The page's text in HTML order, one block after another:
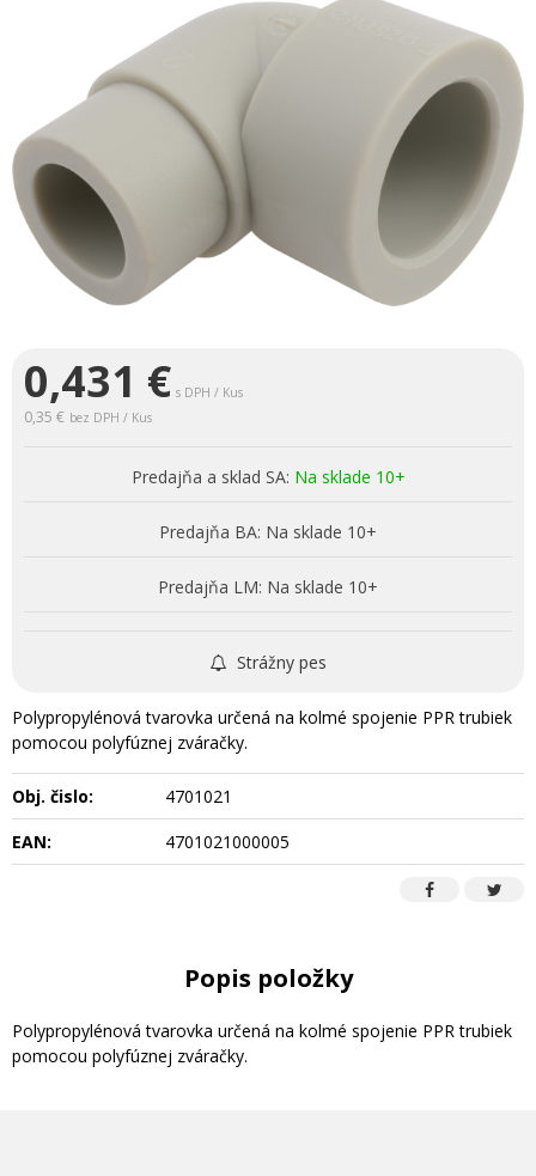
0,431 € s DPH / Kus
0,35 € bez DPH / Kus
Predajňa a sklad SA: Na sklade 10+
Predajňa BA: Na sklade 10+
Predajňa LM: Na sklade 10+
Strážny pes
Polypropylénová tvarovka určená na kolmé spojenie PPR trubiek
pomocou polyfúznej zváračky.
Obj. čislo:
4701021
EAN:
4701021000005
Popis položky
Polypropylénová tvarovka určená na kolmé spojenie PPR trubiek
pomocou polyfúznej zváračky.